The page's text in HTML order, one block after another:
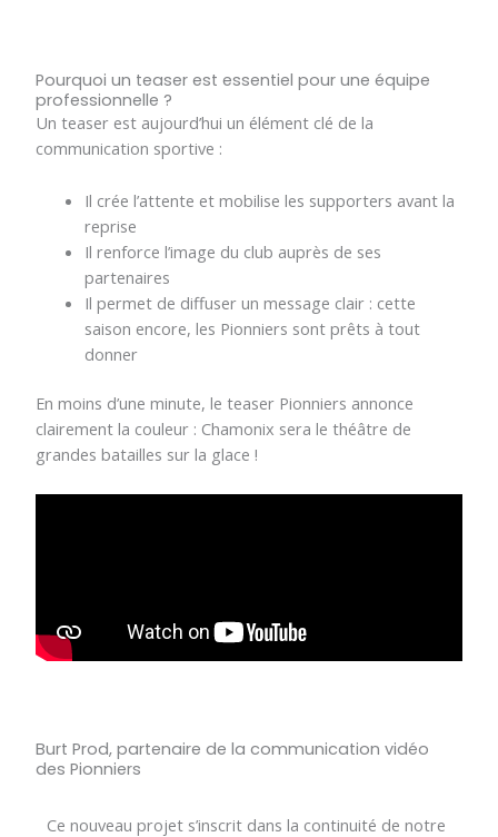
Pourquoi un teaser est essentiel pour une équipe
professionnelle ?
Un teaser est aujourd’hui un élément clé de la
communication sportive :
Il crée l’attente et mobilise les supporters avant la
reprise
Il renforce l’image du club auprès de ses
partenaires
Il permet de diffuser un message clair : cette
saison encore, les Pionniers sont prêts à tout
donner
En moins d’une minute, le teaser Pionniers annonce
clairement la couleur : Chamonix sera le théâtre de
grandes batailles sur la glace !
Burt Prod, partenaire de la communication vidéo
des Pionniers
Ce nouveau projet s’inscrit dans la continuité de notre